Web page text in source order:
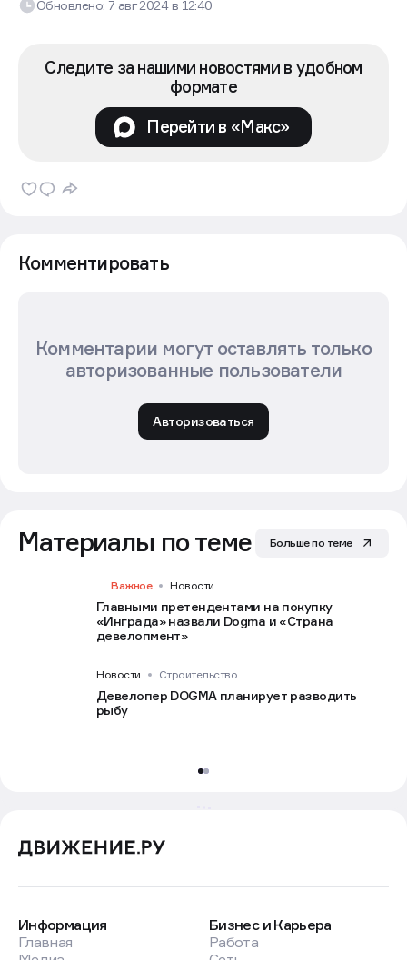
Обновлено: 7 авг 2024в 12:40
Следите за нашими новостями в удобном
формате
Перейти в «Макс»
Комментировать
Комментарии могут оставлять только
авторизованные пользователи
Авторизоваться
Материалы по теме Больше по теме
Важное Новости
Главными претендентами на покупку
«Инграда» назвали Dogma и «Страна
девелопмент»
Новости Строительство
Девелопер DOGMA планирует разводить
рыбу
Информация
Главная
Бизнес и Карьера
Работа